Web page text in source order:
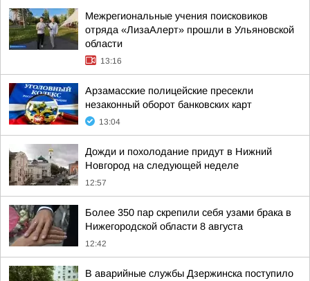
Межрегиональные учения поисковиков
отряда «ЛизаАлерт» прошли в Ульяновской
области
13:16
Арзамасские полицейские пресекли
незаконный оборот банковских карт
13:04
Дожди и похолодание придут в Нижний
Новгород на следующей неделе
12:57
Более 350 пар скрепили себя узами брака в
Нижегородской области 8 августа
12:42
В аварийные службы Дзержинска поступило